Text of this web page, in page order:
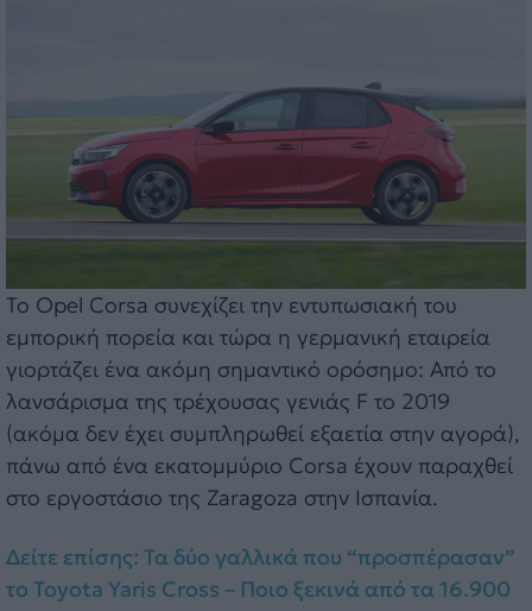
Το Opel Corsa συνεχίζει την εντυπωσιακή του
εμπορική πορεία και τώρα η γερμανική εταιρεία
γιορτάζει ένα ακόμη σημαντικό ορόσημο: Από το
λανσάρισμα της τρέχουσας γενιάς F το 2019
(ακόμα δεν έχει συμπληρωθεί εξαετία στην αγορά),
πάνω από ένα εκατομμύριο Corsa έχουν παραχθεί
στο εργοστάσιο της Zaragoza στην Ισπανία.
Δείτε επίσης: Τα δύο γαλλικά που “προσπέρασαν”
το Toyota Yaris Cross – Ποιο ξεκινά από τα 16.900